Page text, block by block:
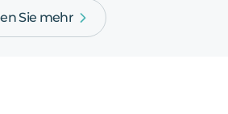
Sie mehr